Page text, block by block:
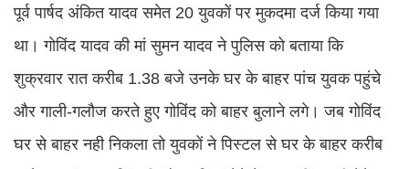
पूर्व पार्षद अंकित यादव समेत 20 युवकों पर मुकदमा दर्ज किया गया
था। गोविंद यादव की मां सुमन यादव ने पुलिस को बताया कि
शुक्रवार रात करीब 1.38 बजे उनके घर के बाहर पांच युवक पहुंचे
और गाली-गलौज करते हुए गोविंद को बाहर बुलाने लगे। जब गोविंद
घर से बाहर नही निकला तो युवकों ने पिस्टल से घर के बाहर करीब